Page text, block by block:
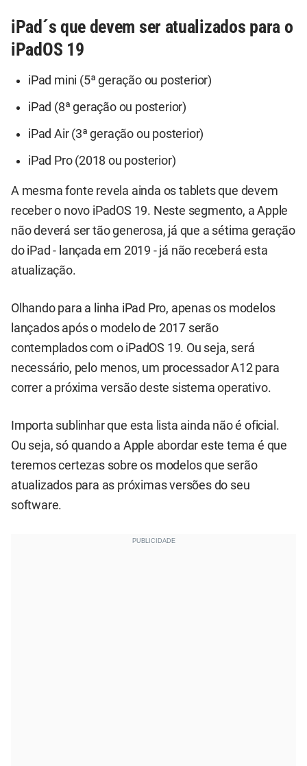
iPad´s que devem ser atualizados para o
iPadOS 19
iPad mini (5ª geração ou posterior)
iPad (8ª geração ou posterior)
iPad Air (3ª geração ou posterior)
iPad Pro (2018 ou posterior)
A mesma fonte revela ainda os tablets que devem
receber o novo iPadOS 19. Neste segmento, a Apple
não deverá ser tão generosa, já que a sétima geração
do iPad - lançada em 2019 - já não receberá esta
atualização.
Olhando para a linha iPad Pro, apenas os modelos
lançados após o modelo de 2017 serão
contemplados com o iPadOS 19. Ou seja, será
necessário, pelo menos, um processador A12 para
correr a próxima versão deste sistema operativo.
Importa sublinhar que esta lista ainda não é oficial.
Ou seja, só quando a Apple abordar este tema é que
teremos certezas sobre os modelos que serão
atualizados para as próximas versões do seu
software.